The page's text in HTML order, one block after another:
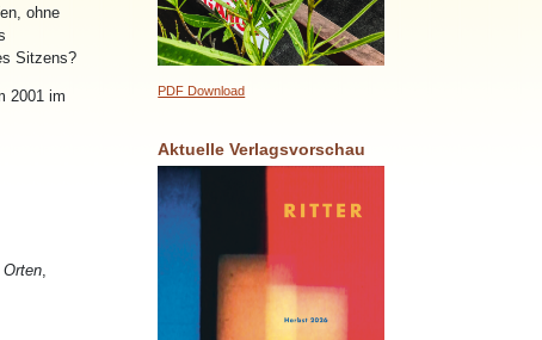
ohne
Sitzens?
2001 im
,
PDF Download
Aktuelle Verlagsvorschau